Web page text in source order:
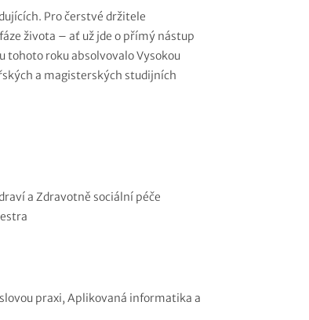
Pro čerstvé držitele
života – ať už jde o přímý nástup
tohoto roku absolvovalo Vysokou
a magisterských studijních
a Zdravotně sociální péče
praxi, Aplikovaná informatika a